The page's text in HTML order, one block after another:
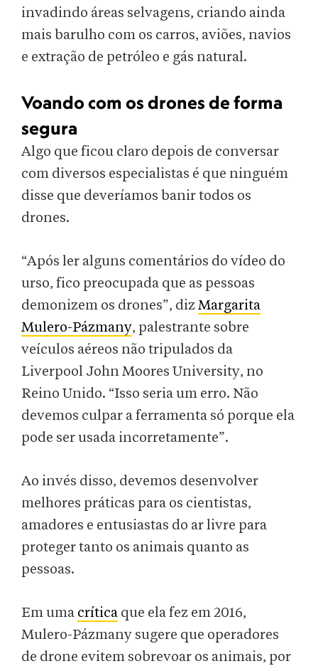
invadindo áreas selvagens, criando ainda
mais barulho com os carros, aviões, navios
e extração de petróleo e gás natural.
Voando com os drones de forma
segura
Algo que ficou claro depois de conversar
com diversos especialistas é que ninguém
disse que deveríamos banir todos os
drones.
“Após ler alguns comentários do vídeo do
urso, fico preocupada que as pessoas
demonizem os drones”, dizMargarita
Mulero-Pázmany, palestrante sobre
veículos aéreos não tripulados da
Liverpool John Moores University, no
Reino Unido. “Isso seria um erro. Não
devemos culpar a ferramenta só porque ela
pode ser usada incorretamente”.
Ao invés disso, devemos desenvolver
melhores práticas para os cientistas,
amadores e entusiastas do ar livre para
proteger tanto os animais quanto as
pessoas.
Em uma crítica que ela fez em 2016,
Mulero-Pázmany sugere que operadores
de drone evitem sobrevoar os animais, por